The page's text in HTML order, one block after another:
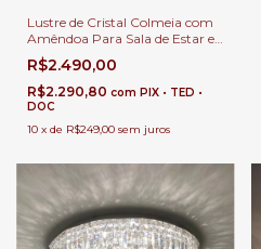
Lustre de Cristal Colmeia com
Amêndoa Para Sala de Estar e
Jantar
R$2.490,00
R$2.290,80 com PIX • TED •
DOC
10 x de R$249,00 sem juros